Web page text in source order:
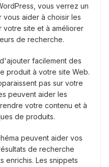
vous verrez un
vous aider à choisir les
votre site et à améliorer
de recherche.
facilement des
produit à votre site Web.
pas sur votre
peuvent aider les
votre contenu et à
de produits.
peuvent aider vos
de recherche
enrichis. Les snippets